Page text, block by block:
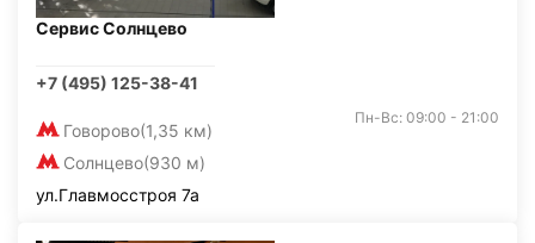
Сервис Солнцево
+7 (495) 125-38-41
Говорово(1,35 км)
Солнцево(930 м)
Пн-Вс: 09:00 - 21:00
ул.Главмосстроя 7а